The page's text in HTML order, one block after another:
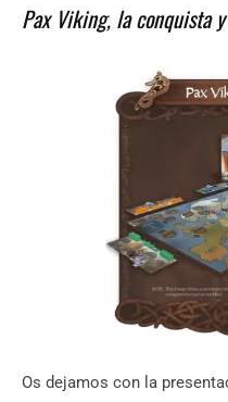
Pax Viking, la conquista
Os dejamos con la